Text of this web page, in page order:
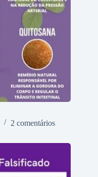
2 comentários